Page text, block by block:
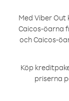
Med Viber
Caicos-öarna
och Caicos-
Köp
priserna